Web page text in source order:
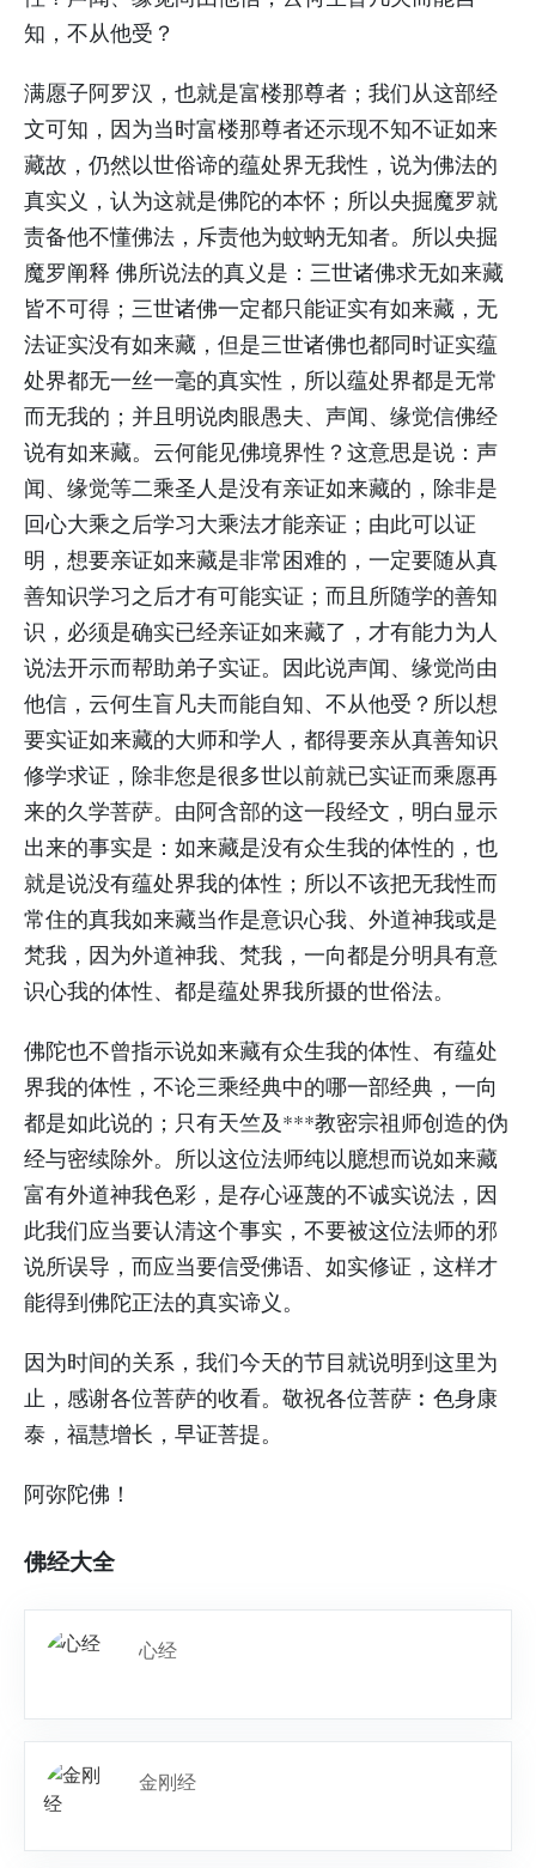
知，不从他受？
满愿子阿罗汉，也就是富楼那尊者；我们从这部经
文可知，因为当时富楼那尊者还示现不知不证如来
藏故，仍然以世俗谛的蕴处界无我性，说为佛法的
真实义，认为这就是佛陀的本怀；所以央掘魔罗就
责备他不懂佛法，斥责他为蚊蚋无知者。所以央掘
魔罗阐释 佛所说法的真义是：三世诸佛求无如来藏
皆不可得；三世诸佛一定都只能证实有如来藏，无
法证实没有如来藏，但是三世诸佛也都同时证实蕴
处界都无一丝一毫的真实性，所以蕴处界都是无常
而无我的；并且明说肉眼愚夫、声闻、缘觉信佛经
说有如来藏。云何能见佛境界性？这意思是说：声
闻、缘觉等二乘圣人是没有亲证如来藏的，除非是
回心大乘之后学习大乘法才能亲证；由此可以证
明，想要亲证如来藏是非常困难的，一定要随从真
善知识学习之后才有可能实证；而且所随学的善知
识，必须是确实已经亲证如来藏了，才有能力为人
说法开示而帮助弟子实证。因此说声闻、缘觉尚由
他信，云何生盲凡夫而能自知、不从他受？所以想
要实证如来藏的大师和学人，都得要亲从真善知识
修学求证，除非您是很多世以前就已实证而乘愿再
来的久学菩萨。由阿含部的这一段经文，明白显示
出来的事实是：如来藏是没有众生我的体性的，也
就是说没有蕴处界我的体性；所以不该把无我性而
常住的真我如来藏当作是意识心我、外道神我或是
梵我，因为外道神我、梵我，一向都是分明具有意
识心我的体性、都是蕴处界我所摄的世俗法。
佛陀也不曾指示说如来藏有众生我的体性、有蕴处
界我的体性，不论三乘经典中的哪一部经典，一向
都是如此说的；只有天竺及***教密宗祖师创造的伪
经与密续除外。所以这位法师纯以臆想而说如来藏
富有外道神我色彩，是存心诬蔑的不诚实说法，因
此我们应当要认清这个事实，不要被这位法师的邪
说所误导，而应当要信受佛语、如实修证，这样才
能得到佛陀正法的真实谛义。
因为时间的关系，我们今天的节目就说明到这里为
止，感谢各位菩萨的收看。敬祝各位菩萨︰色身康
泰，福慧增长，早证菩提。
阿弥陀佛！
佛经大全
心经
金刚经